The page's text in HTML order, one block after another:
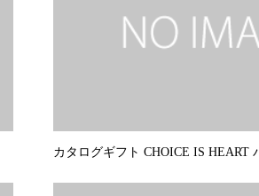
カタログギフト CHOICE IS HEART